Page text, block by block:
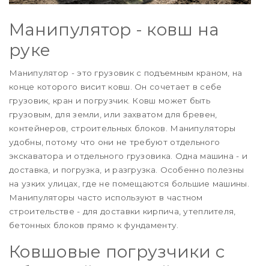
Манипулятор - ковш на
руке
Манипулятор - это грузовик с подъемным краном, на
конце которого висит ковш. Он сочетает в себе
грузовик, кран и погрузчик. Ковш может быть
грузовым, для земли, или захватом для бревен,
контейнеров, строительных блоков. Манипуляторы
удобны, потому что они не требуют отдельного
экскаватора и отдельного грузовика. Одна машина - и
доставка, и погрузка, и разгрузка. Особенно полезны
на узких улицах, где не помещаются большие машины.
Манипуляторы часто используют в частном
строительстве - для доставки кирпича, утеплителя,
бетонных блоков прямо к фундаменту.
Ковшовые погрузчики с